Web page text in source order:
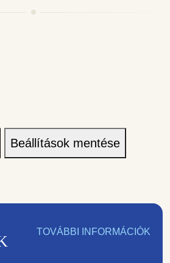
Beállítások mentése
TOVÁBBI INFORMÁCIÓK